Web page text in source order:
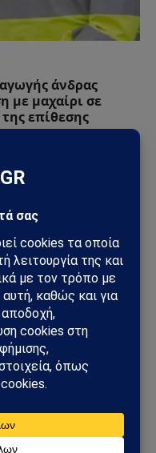
άνδρας
με μαχαίρι σε
επίθεσης
ταραχές μετά από
οχήματα και δρόμοι